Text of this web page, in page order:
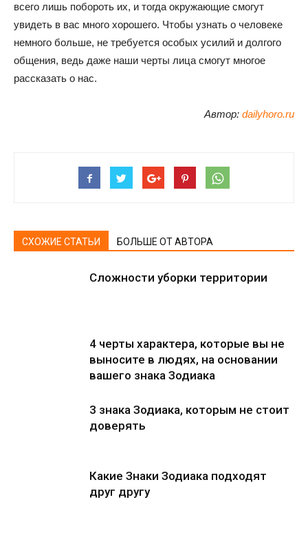
всего лишь побороть их, и тогда окружающие смогут
увидеть в вас много хорошего. Чтобы узнать о человеке
немного больше, не требуется особых усилий и долгого
общения, ведь даже наши черты лица смогут многое
рассказать о нас.
Автор: dailyhoro.ru
СХОЖИЕ СТАТЬИ БОЛЬШЕ ОТ АВТОРА
Сложности уборки территории
4 черты характера, которые вы не
выносите в людях, на основании
вашего знака Зодиака
3 знака Зодиака, которым не стоит
доверять
Какие Знаки Зодиака подходят
друг другу